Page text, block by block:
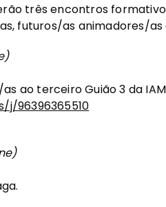
três encontros
futuros/as animadores/as
ao terceiro Guião 3 da
96396365510